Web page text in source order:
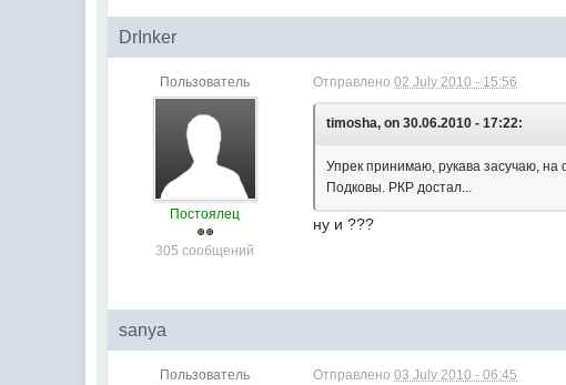
DrInker
Пользователь
Постоялец
305 сообщений
Отправлено02 July 2010 - 15:56
timosha, on 30.06.2010 - 17:22:
Упрек принимаю, рукава засучаю, на
Подковы. РКР достал...
ну и ???
sanya
Пользователь Отправлено03 July 2010 - 06:45